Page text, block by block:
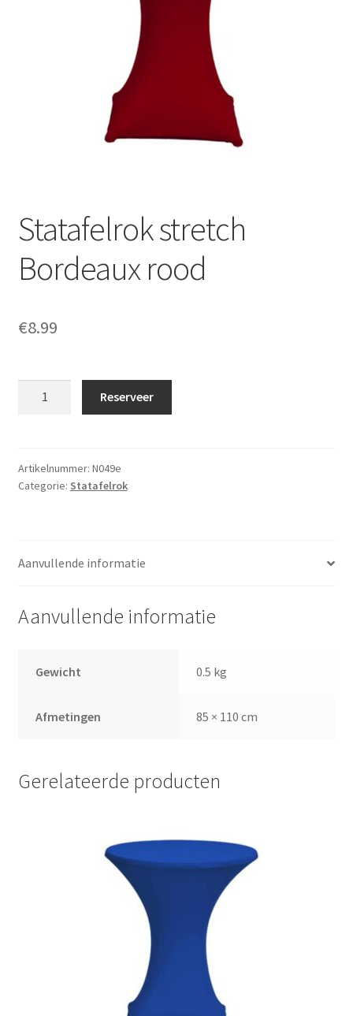
Statafelrok stretch
Bordeaux rood
€8.99
aantal
Reserveer
Artikelnummer: N049e
Categorie: Statafelrok
Aanvullende informatie
Aanvullende informatie
Gewicht 0.5 kg
Afmetingen 85 × 110 cm
Gerelateerde producten